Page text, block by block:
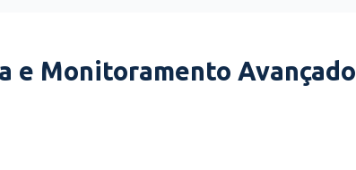
e Monitoramento Avançado